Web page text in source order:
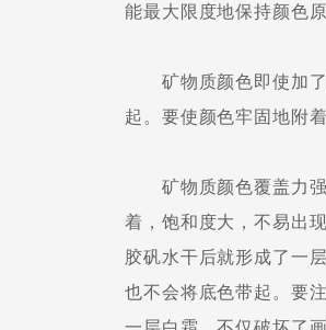
能最大限度地保持颜色
矿物质颜色即使加了
起。要使颜色牢固地附
矿物质颜色覆盖力强
着，饱和度大，不易出
胶矾水干后就形成了一
也不会将底色带起。要